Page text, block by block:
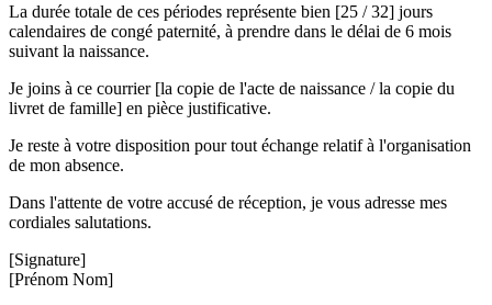
La durée totale de ces périodes représente bien [25 / 32] jours
calendaires de congé paternité, à prendre dans le délai de 6 mois
suivant la naissance.
Je joins à ce courrier [la copie de l'acte de naissance / la copie du
livret de famille] en pièce justificative.
Je reste à votre disposition pour tout échange relatif à l'organisation
de mon absence.
Dans l'attente de votre accusé de réception, je vous adresse mes
cordiales salutations.
[Signature]
[Prénom Nom]